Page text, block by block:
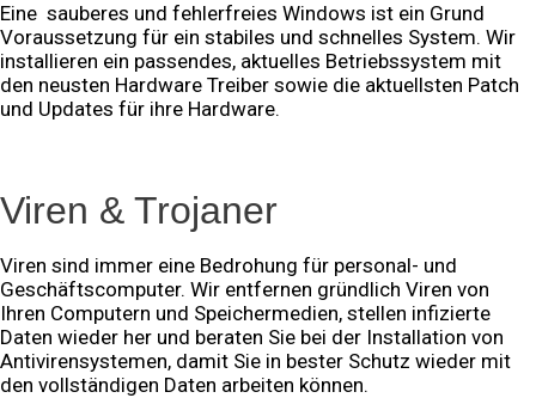
Eine sauberes und fehlerfreies Windows ist ein Grund
Voraussetzung für ein stabiles und schnelles System. Wir
installieren ein passendes, aktuelles Betriebssystem mit
den neusten Hardware Treiber sowie die aktuellsten Patch
und Updates für ihre Hardware.
Viren & Trojaner
Viren sind immer eine Bedrohung für personal- und
Geschäftscomputer. Wir entfernen gründlich Viren von
Ihren Computern und Speichermedien, stellen infizierte
Daten wieder her und beraten Sie bei der Installation von
Antivirensystemen, damit Sie in bester Schutz wieder mit
den vollständigen Daten arbeiten können.